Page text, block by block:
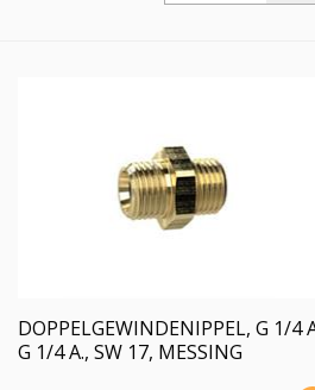
DOPPELGEWINDENIPPEL, G 1/4
G 1/4 A., SW 17, MESSING